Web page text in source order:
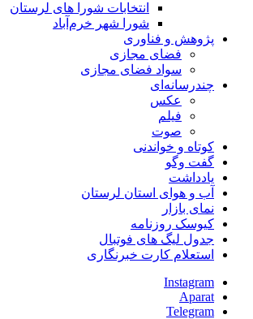
انتخابات شورا های لرستان
شورا شهر خرم‌آباد
پژوهش و فناوری
فضای مجازی
سواد فضای مجازی
چندرسانه‌ای
عكس
فیلم
صوت
کوتاه و خواندنی
گفت وگو
یادداشت
آب و هوای استان لرستان
نمای بازار
کیوسک روزنامه
جدول لیگ های فوتبال
استعلام کارت خبرنگاری
Instagram
Aparat
Telegram